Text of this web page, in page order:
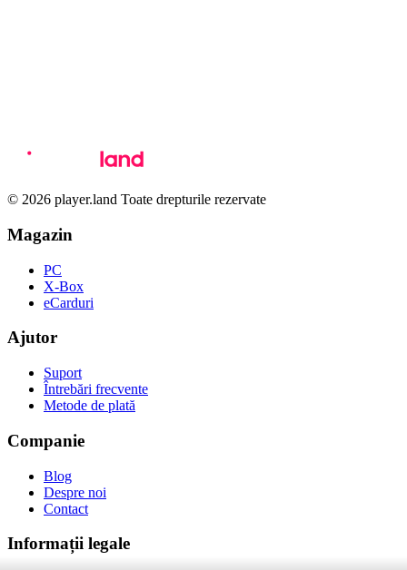
© 2026 player.land Toate drepturile rezervate
Magazin
PC
X-Box
eCarduri
Ajutor
Suport
Întrebări frecvente
Metode de plată
Companie
Blog
Despre noi
Contact
Informații legale